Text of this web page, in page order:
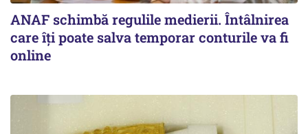
ANAF schimbă regulile medierii. Întâlnirea
care îți poate salva temporar conturile va fi
online